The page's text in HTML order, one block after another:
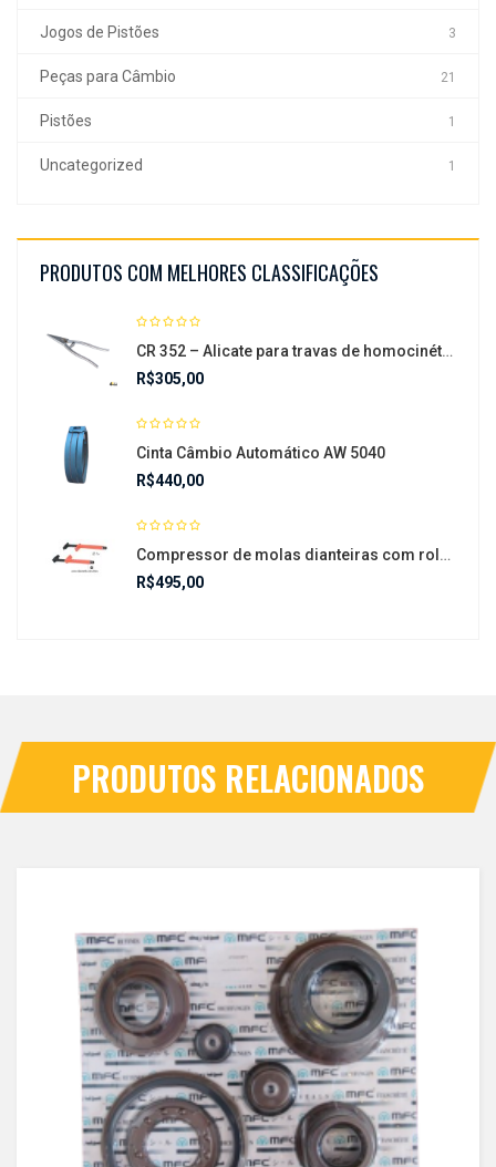
Jogos de Pistões 3
Peças para Câmbio 21
Pistões 1
Uncategorized 1
PRODUTOS COM MELHORES CLASSIFICAÇÕES
CR 352 – Alicate para travas de homocinéticas
R$305,00
Cinta Câmbio Automático AW 5040
R$440,00
Compressor de molas dianteiras com rolamento de alivio – CR 94
R$495,00
PRODUTOS RELACIONADOS